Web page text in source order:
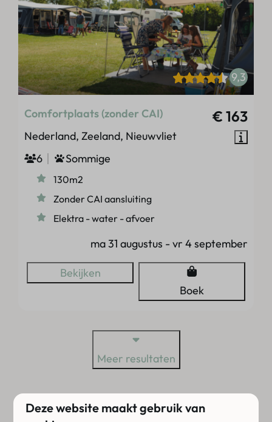
9,3
€ 163
Comfortplaats (zonder CAI)
Nederland, Zeeland, Nieuwvliet
6
Sommige
130m2
Zonder CAI aansluiting
Elektra - water - afvoer
ma 31 augustus - vr 4 september
Bekijken
Boek
Meer resultaten
OVERNACHTEN TIJDENS JOUW
Deze website maakt gebruik van